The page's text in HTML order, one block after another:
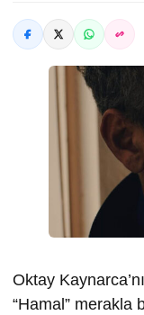
Oktay
“Hamal” merakla